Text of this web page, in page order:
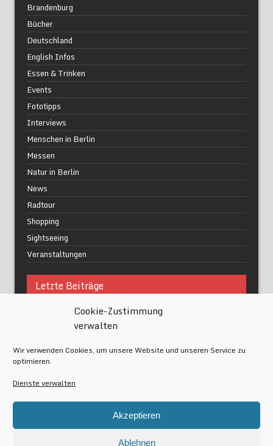
Cookie-Zustimmung
verwalten
Wir verwenden Cookies, um unsere Website und unseren Service zu
optimieren.
Dienste verwalten
Akzeptieren
Ablehnen
Brandenburg
Bücher
Deutschland
English Infos
Essen & Trinken
Events
Fototipps
Interviews
Menschen in Berlin
Messen
Natur in Berlin
News
Radtour
Shopping
Sightseeing
Veranstaltungen
Letzte Beiträge
Was macht urbane Lebensqualität wirklich aus?
Grüne Oasen in Berlin
Festival of Lights Berlin 2024
Gesund schlafen im modernen Alltag